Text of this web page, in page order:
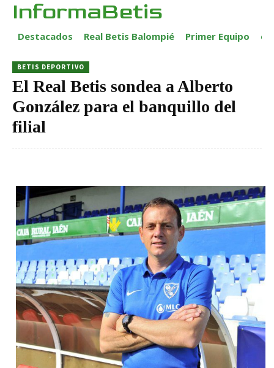
InformaBetis
Destacados Real Betis Balompié Primer Equipo
BETIS DEPORTIVO
El Real Betis sondea a Alberto
González para el banquillo del
filial